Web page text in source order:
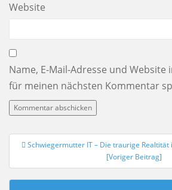
Website
Name, E-Mail-Adresse und Website
für meinen nächsten Kommentar
Beitrags-
Schwiegermutter IT – Die traurige
[Voriger Beitrag]